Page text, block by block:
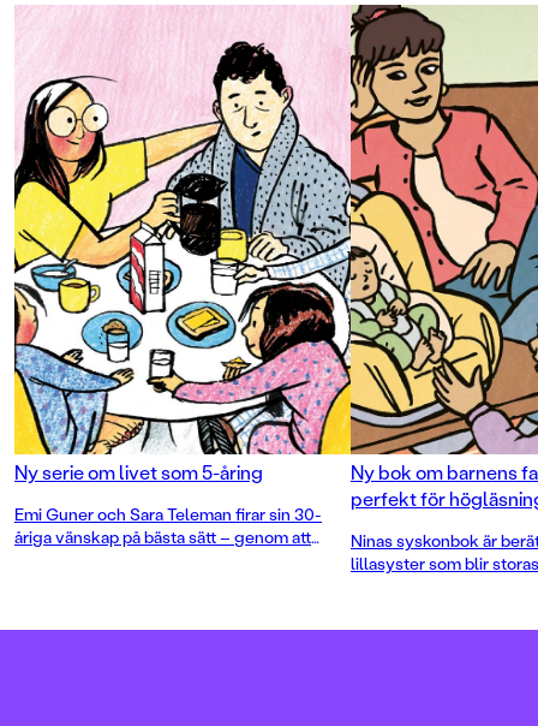
händer det lite andra grejer i Ninas
liv. Hon börjar i ettan, får en ny
lärare som är kille, hon får världens
finaste Spanien-klänning och för
första gången får hon känna på hur
det är att växa ifrån gamla
kompisar.
Femte fristående boken om Nina.
Nina-böckerna är de ultimata första
kapitelföckerna. Vardagsdramatik
med STOR igenkänning för 5-7-
åringar (och deras föräldrar). Stora,
härliga bilder i fyrfärg
kompletterar stämningen perfekt.
Ny serie om livet som 5-åring
Emi Guner och Sara Teleman firar sin 30-
åriga vänskap på bästa sätt – genom att
högläsningsstunden!
Ny bok om barnens
perfekt för
Ninas syskonbok är
lillasyster som blir